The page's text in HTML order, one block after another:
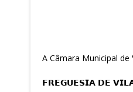
A Câmara Municipal
𝗙𝗥𝗘𝗚𝗨𝗘𝗦𝗜𝗔 𝗗𝗘 𝗩𝗜𝗟𝗔